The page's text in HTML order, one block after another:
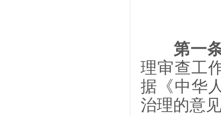
第一
理审查工
据《中华
治理的意